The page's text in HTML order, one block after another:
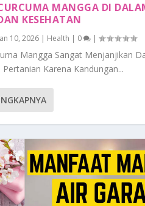
MANGGA DI
KESEHATAN
10, 2026 | Health | 0 |
Mangga Sangat Menjanjikan
Karena Kandungan...